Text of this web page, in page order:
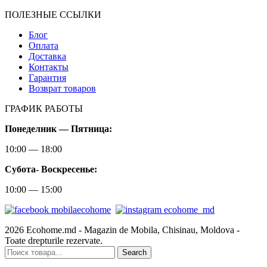
ПОЛЕЗНЫЕ ССЫЛКИ
Блог
Оплата
Доставка
Контакты
Гарантия
Возврат товаров
ГРАФИК РАБОТЫ
Понеделник — Пятница:
10:00 — 18:00
Субота- Воскресенье:
10:00 — 15:00
2026 Ecohome.md - Magazin de Mobila, Chisinau, Moldova -
Toate drepturile rezervate.
Search